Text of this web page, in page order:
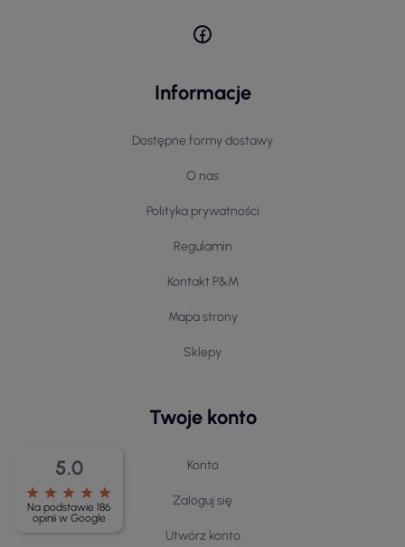
Informacje
Dostępne formy dostawy
O nas
Polityka prywatności
Regulamin
Kontakt P&M
Mapa strony
Sklepy
Twoje konto
Konto
Zaloguj się
Utwórz konto
5.0
star star star star star
Na podstawie 186
opinii w Google